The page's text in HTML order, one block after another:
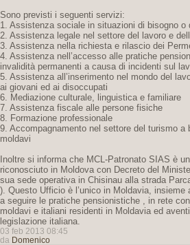
Sono previsti i seguenti servizi:
1. Assistenza sociale in situazioni di bisogno o
2. Assistenza legale nel settore del lavoro e
3. Assistenza nella richiesta e rilascio dei
4. Assistenza nell’accesso alle pratiche
invalidità permanenti a causa di incidenti sul
5. Assistenza all’inserimento nel mondo del
ai giovani ed ai disoccupati
6. Mediazione culturale, linguistica e familiare
7. Assistenza fiscale alle persone fisiche
8. Formazione professionale
9. Accompagnamento nel settore del turismo a
moldavi
Inoltre si informa che MCL-Patronato SIAS è
riconosciuto in Moldova con Decreto del
sua sede operativa in Chisinau alla strada
). Questo Ufficio è l’unico in Moldavia, insieme
a seguire le pratiche pensionistiche , in rete
moldavi e italiani residenti in Moldavia ed
legislazione italiana.
03 feb 2013 08:45
da Domenico